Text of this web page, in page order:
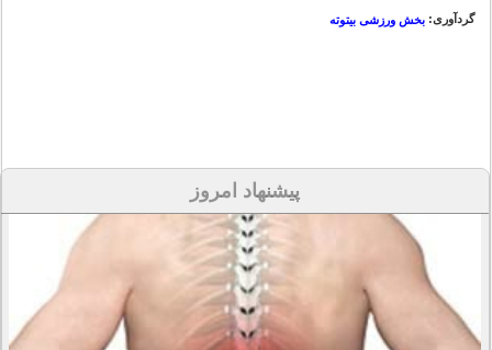
گردآوری: بخش ورزشی بیتوته
پیشنهاد امروز